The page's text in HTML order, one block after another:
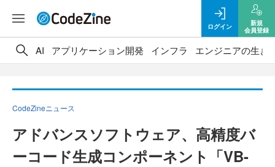
ログイン
新規
会員登録
AI アプリケーション開発 インフラ エンジニアの生き
CodeZineニュース
アドバンスソフトウェア、高精度バ
ーコード生成コンポーネント「VB-